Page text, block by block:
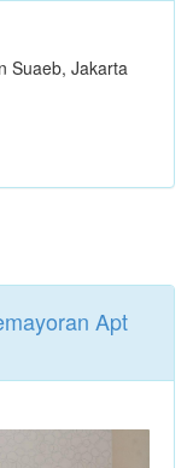
Suaeb, Jakarta
Apt